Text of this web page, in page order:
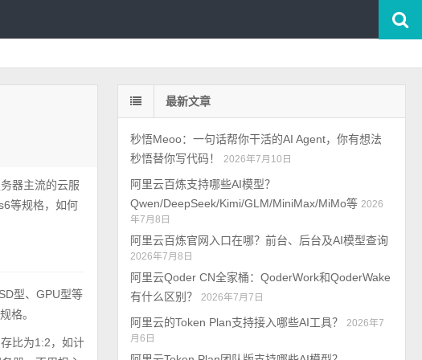
器主流的云服
等规格，如何
型、GPU型等
格。
比为1:2，如计
最新文章
秒悟Meoo：一句话帮你干活的AI Agent，你有想法
秒悟替你写代码！
2026年7月10日
阿里云百炼支持哪些AI模型？
Qwen/DeepSeek/Kimi/GLM/MiniMax/MiMo等 2026
年7月8日
阿里云百炼官网入口在哪？前台、后台及AI模型查询
2026年7月8日
阿里云Qoder CN全家桶：QoderWork和QoderWake
有什么区别？
2026年7月7日
阿里云的Token Plan支持接入哪些AI工具？
2026年7
月6日